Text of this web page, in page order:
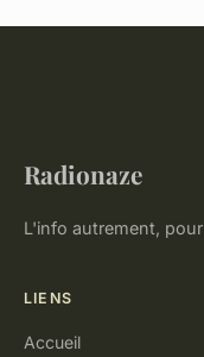
Radionaze
L'info autrement,
LIENS
Accueil